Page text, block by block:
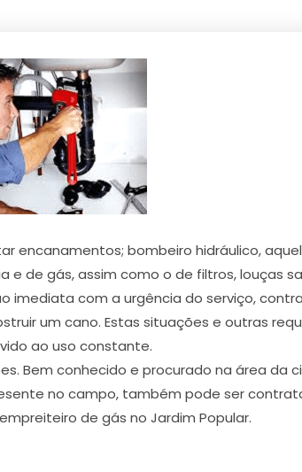
encanamentos; bombeiro hidráulico,
de gás, assim como o de filtros, louças
imediata com a urgência do serviço,
um cano. Estas situações e outras
ao uso constante.
Bem conhecido e procurado na área da
no campo, também pode ser
de gás no Jardim Popular.